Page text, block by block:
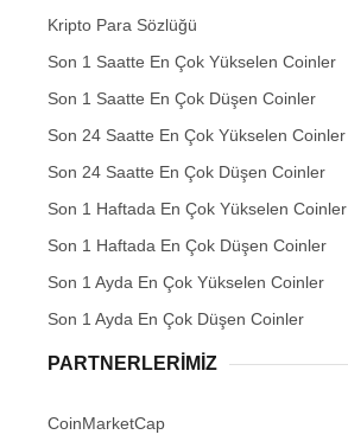
Kripto Para Sözlüğü
Son 1 Saatte En Çok Yükselen Coinler
Son 1 Saatte En Çok Düşen Coinler
Son 24 Saatte En Çok Yükselen Coinler
Son 24 Saatte En Çok Düşen Coinler
Son 1 Haftada En Çok Yükselen Coinler
Son 1 Haftada En Çok Düşen Coinler
Son 1 Ayda En Çok Yükselen Coinler
Son 1 Ayda En Çok Düşen Coinler
PARTNERLERIMIZ
CoinMarketCap